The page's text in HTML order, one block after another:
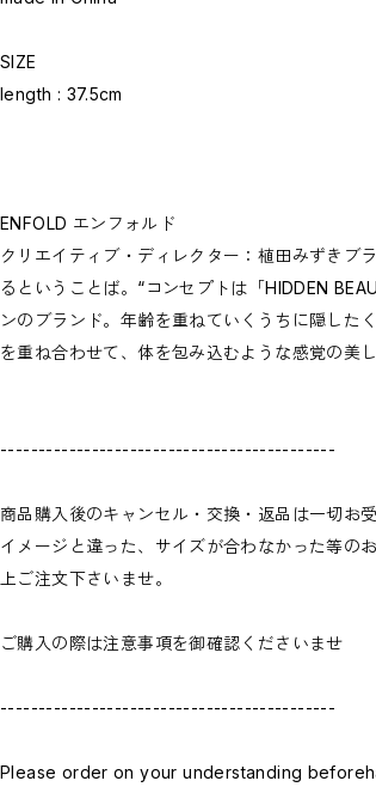
SIZE
length : 37.5cm
ENFOLD エンフォルド
クリエイティブ・ディレクター：植田みずきブ
るということば。“コンセプトは「HIDDEN
ンのブランド。年齢を重ねていくうちに隠し
を重ね合わせて、体を包み込むような感覚の美
--------------------------------------------
商品購入後のキャンセル・交換・返品は一切お
イメージと違った、サイズが合わなかった等の
上ご注文下さいませ。
ご購入の際は注意事項を御確認くださいませ
--------------------------------------------
Please order on your understanding